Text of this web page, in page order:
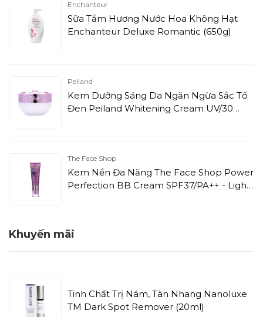
Enchanteur
Sữa Tắm Hương Nước Hoa Không Hạt
Enchanteur Deluxe Romantic (650g)
Peiland
Kem Dưỡng Sáng Da Ngăn Ngừa Sắc Tố
Đen Peiland Whitening Cream UV/30
The Face Shop
Kem Nền Đa Năng The Face Shop Power
Perfection BB Cream SPF37/PA++ - Light
Khuyến mãi
Tinh Chất Trị Nám, Tàn Nhang Nanoluxe
TM Dark Spot Remover (20ml)